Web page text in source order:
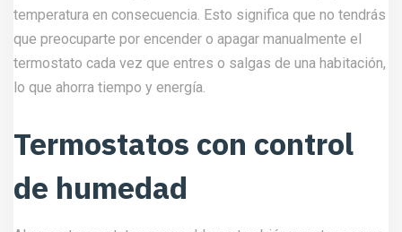
temperatura en consecuencia. Esto significa que no tendrás
que preocuparte por encender o apagar manualmente el
termostato cada vez que entres o salgas de una habitación,
lo que ahorra tiempo y energía.
Termostatos con control
de humedad